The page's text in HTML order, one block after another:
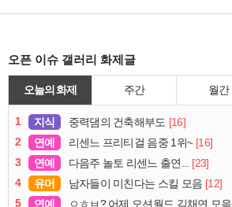
오픈 이슈 갤러리 화제글
오늘의 화제 주간 월간
1 지식 중력댐의 건축해부도 [16]
2
연예 리센느 프리티걸 음중 1위~ [16]
3
연예 다음주 놀토 리센느 출연...
[23]
4
유머 남자들이 미친다는 스킬 모음 [12]
5
연예 ㅇㅎㅂ? 어제 오션월드 김채연 모음